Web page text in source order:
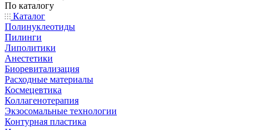
По каталогу
Каталог
Полинуклеотиды
Пилинги
Липолитики
Анестетики
Биоревитализация
Расходные материалы
Космецевтика
Коллагенотерапия
Экзосомальные технологии
Контурная пластика